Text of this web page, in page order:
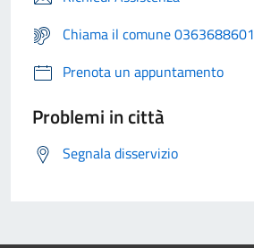
Chiama il comune 0363688601
Prenota un appuntamento
Problemi in città
Segnala disservizio